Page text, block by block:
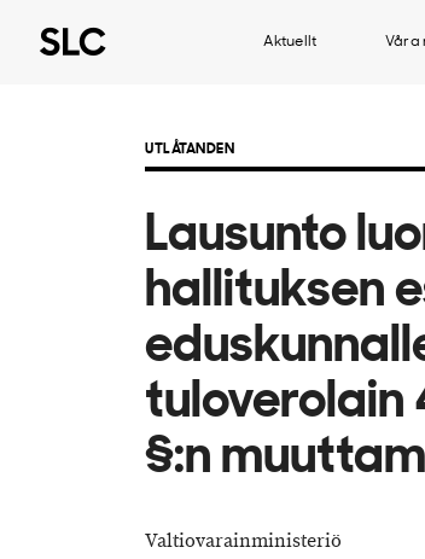
Aktuellt Våra
UTLÅTANDEN
Lausunto
hallituksen
tuloverolain
§:n
Valtiovarainministeriö